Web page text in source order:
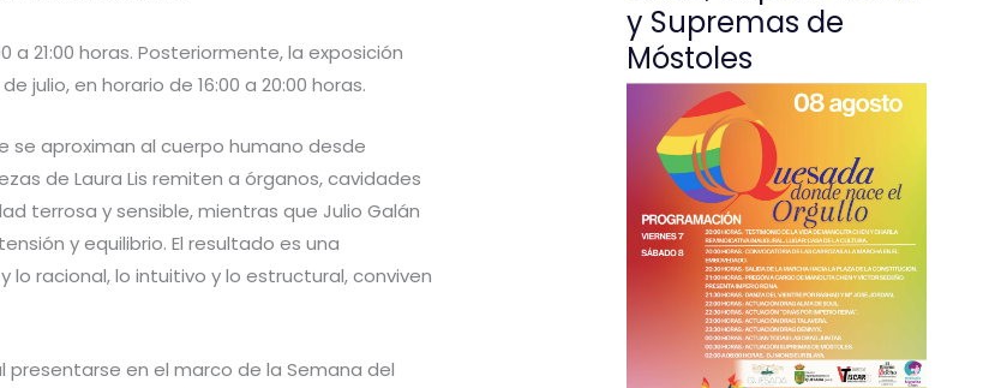
a 21:00 horas. Posteriormente, la exposición
julio, en horario de 16:00 a 20:00 horas.
se aproximan al cuerpo humano desde
de Laura Lis remiten a órganos, cavidades
terrosa y sensible, mientras que Julio Galán
y equilibrio. El resultado es una
racional, lo intuitivo y lo estructural, conviven
presentarse en el marco de la Semana del
y Supremas de
Móstoles